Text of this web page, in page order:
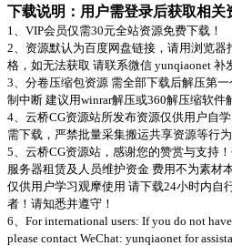
下载说明：用户需登录后获取相关
1、VIP会员仅需30元全站资源免费下载！
2、资源默认为百度网盘链接，请用浏览
格，如无法获取 请联系微信 yunqiaonet 补
3、分卷压缩包资源 需全部下载后解压第
制中断 建议用winrar解压或360解压缩软件
4、云桥CG资源站所发布资源仅供用户自
需下载，严禁批量采集搬运共享资源等行
5、云桥CG资源站，感谢您的赞赏与支持
服务器租赁及人员维护资金 费用不为素材
仅供用户学习观摩使用 请下载24小时内自
者！请知悉并遵守！
6、For international users: If you do not
please contact WeChat: yunqiaonet for